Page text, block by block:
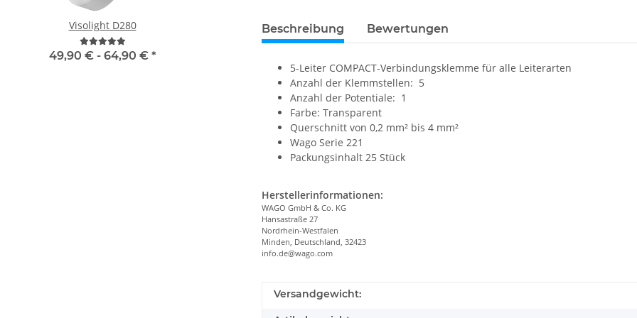
Beschreibung Bewertungen
5-Leiter COMPACT-Verbindungsklemme für alle Leiterarten
Anzahl der Klemmstellen: 5
Anzahl der Potentiale: 1
Farbe: Transparent
Querschnitt von 0,2 mm² bis 4 mm²
Wago Serie 221
Packungsinhalt 25 Stück
Herstellerinformationen:
WAGO GmbH & Co. KG
Hansastraße 27
Nordrhein-Westfalen
Minden, Deutschland, 32423
info.de@wago.com
Versandgewicht:
Visolight D280
49,90 € - 64,90 € *
Firmwareupgrade mit USB-Stick
für VT855N
10,90 €*
Visolight L300 LED
Feuchtraumleuchte
59,90 € -64,90 €*